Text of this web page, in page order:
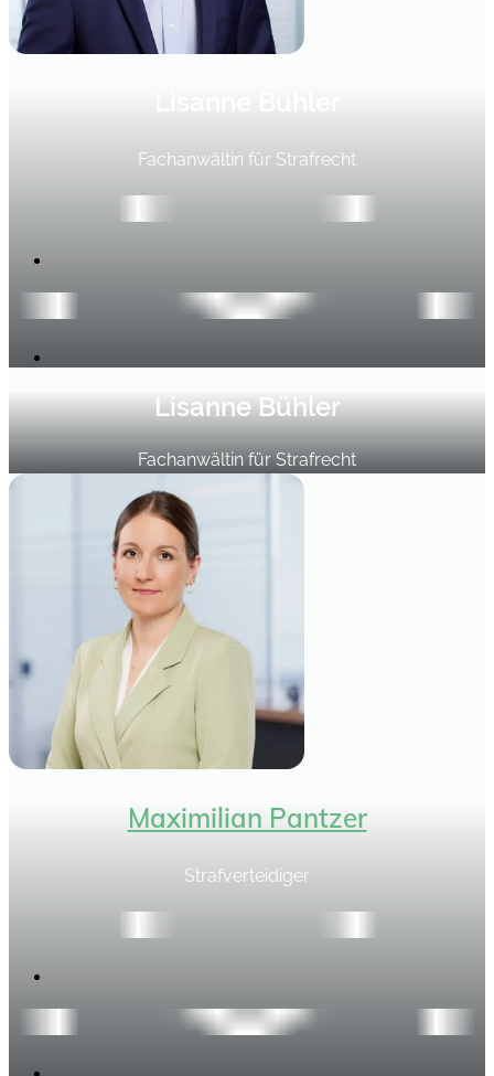
Fachanwältin für Strafrecht
Lisanne Bühler
Fachanwältin für Strafrecht
Maximilian Pantzer
Strafverteidiger